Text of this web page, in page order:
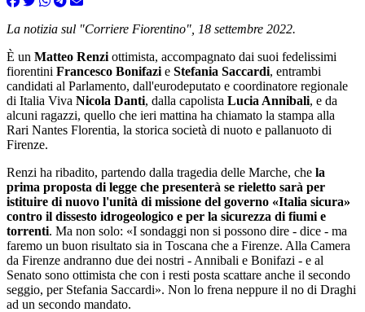
La notizia sul "Corriere Fiorentino", 18 settembre 2022.
È un Matteo Renzi ottimista, accompagnato dai suoi fedelissimi
fiorentini Francesco Bonifazi e Stefania Saccardi, entrambi
candidati al Parlamento, dall'eurodeputato e coordinatore regionale
di Italia Viva Nicola Danti, dalla capolista Lucia Annibali, e da
alcuni ragazzi, quello che ieri mattina ha chiamato la stampa alla
Rari Nantes Florentia, la storica società di nuoto e pallanuoto di
Firenze.
Renzi ha ribadito, partendo dalla tragedia delle Marche, che la
prima proposta di legge che presenterà se rieletto sarà per
istituire di nuovo l'unità di missione del governo «Italia sicura»
contro il dissesto idrogeologico e per la sicurezza di fiumi e
torrenti. Ma non solo: «I sondaggi non si possono dire - dice - ma
faremo un buon risultato sia in Toscana che a Firenze. Alla Camera
da Firenze andranno due dei nostri - Annibali e Bonifazi - e al
Senato sono ottimista che con i resti posta scattare anche il secondo
seggio, per Stefania Saccardi». Non lo frena neppure il no di Draghi
ad un secondo mandato.